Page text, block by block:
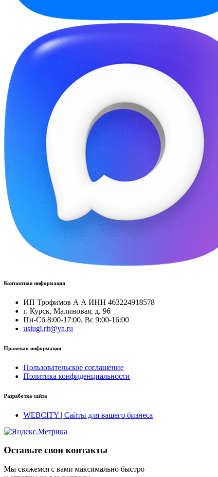
Контактная информация
ИП Трофимов А А ИНН 463224918578
г. Курск, Малиновая, д. 96
Пн-Сб 8:00-17:00, Вс 9:00-16:00
uslugi.rit@ya.ru
Правовая информация
Пользовательское соглашение
Политика конфиденциальности
Разработка сайта
WEBCITY | Сайты для вашего бизнеса
Оставьте свои контакты
Мы свяжемся с вами максимально быстро